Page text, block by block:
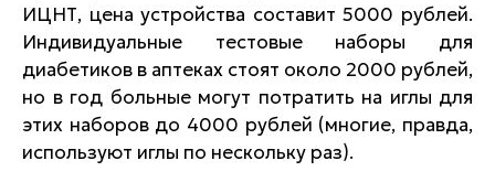
ИЦНТ, цена устройства составит 5000 рублей.
Индивидуальные тестовые наборы для
диабетиков в аптеках стоят около 2000 рублей,
но в год больные могут потратить на иглы для
этих наборов до 4000 рублей (многие, правда,
используют иглы по нескольку раз).